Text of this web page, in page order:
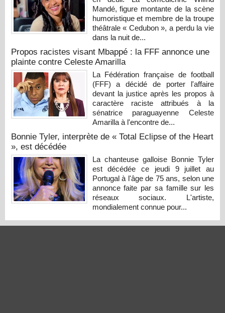
Mandé, figure montante de la scène
humoristique et membre de la troupe
théâtrale « Cedubon », a perdu la vie
dans la nuit de...
Propos racistes visant Mbappé : la FFF annonce une
plainte contre Celeste Amarilla
La Fédération française de football
(FFF) a décidé de porter l'affaire
devant la justice après les propos à
caractère raciste attribués à la
sénatrice paraguayenne Celeste
Amarilla à l'encontre de...
Bonnie Tyler, interprète de « Total Eclipse of the Heart
», est décédée
La chanteuse galloise Bonnie Tyler
est décédée ce jeudi 9 juillet au
Portugal à l'âge de 75 ans, selon une
annonce faite par sa famille sur les
réseaux sociaux. L'artiste,
mondialement connue pour...